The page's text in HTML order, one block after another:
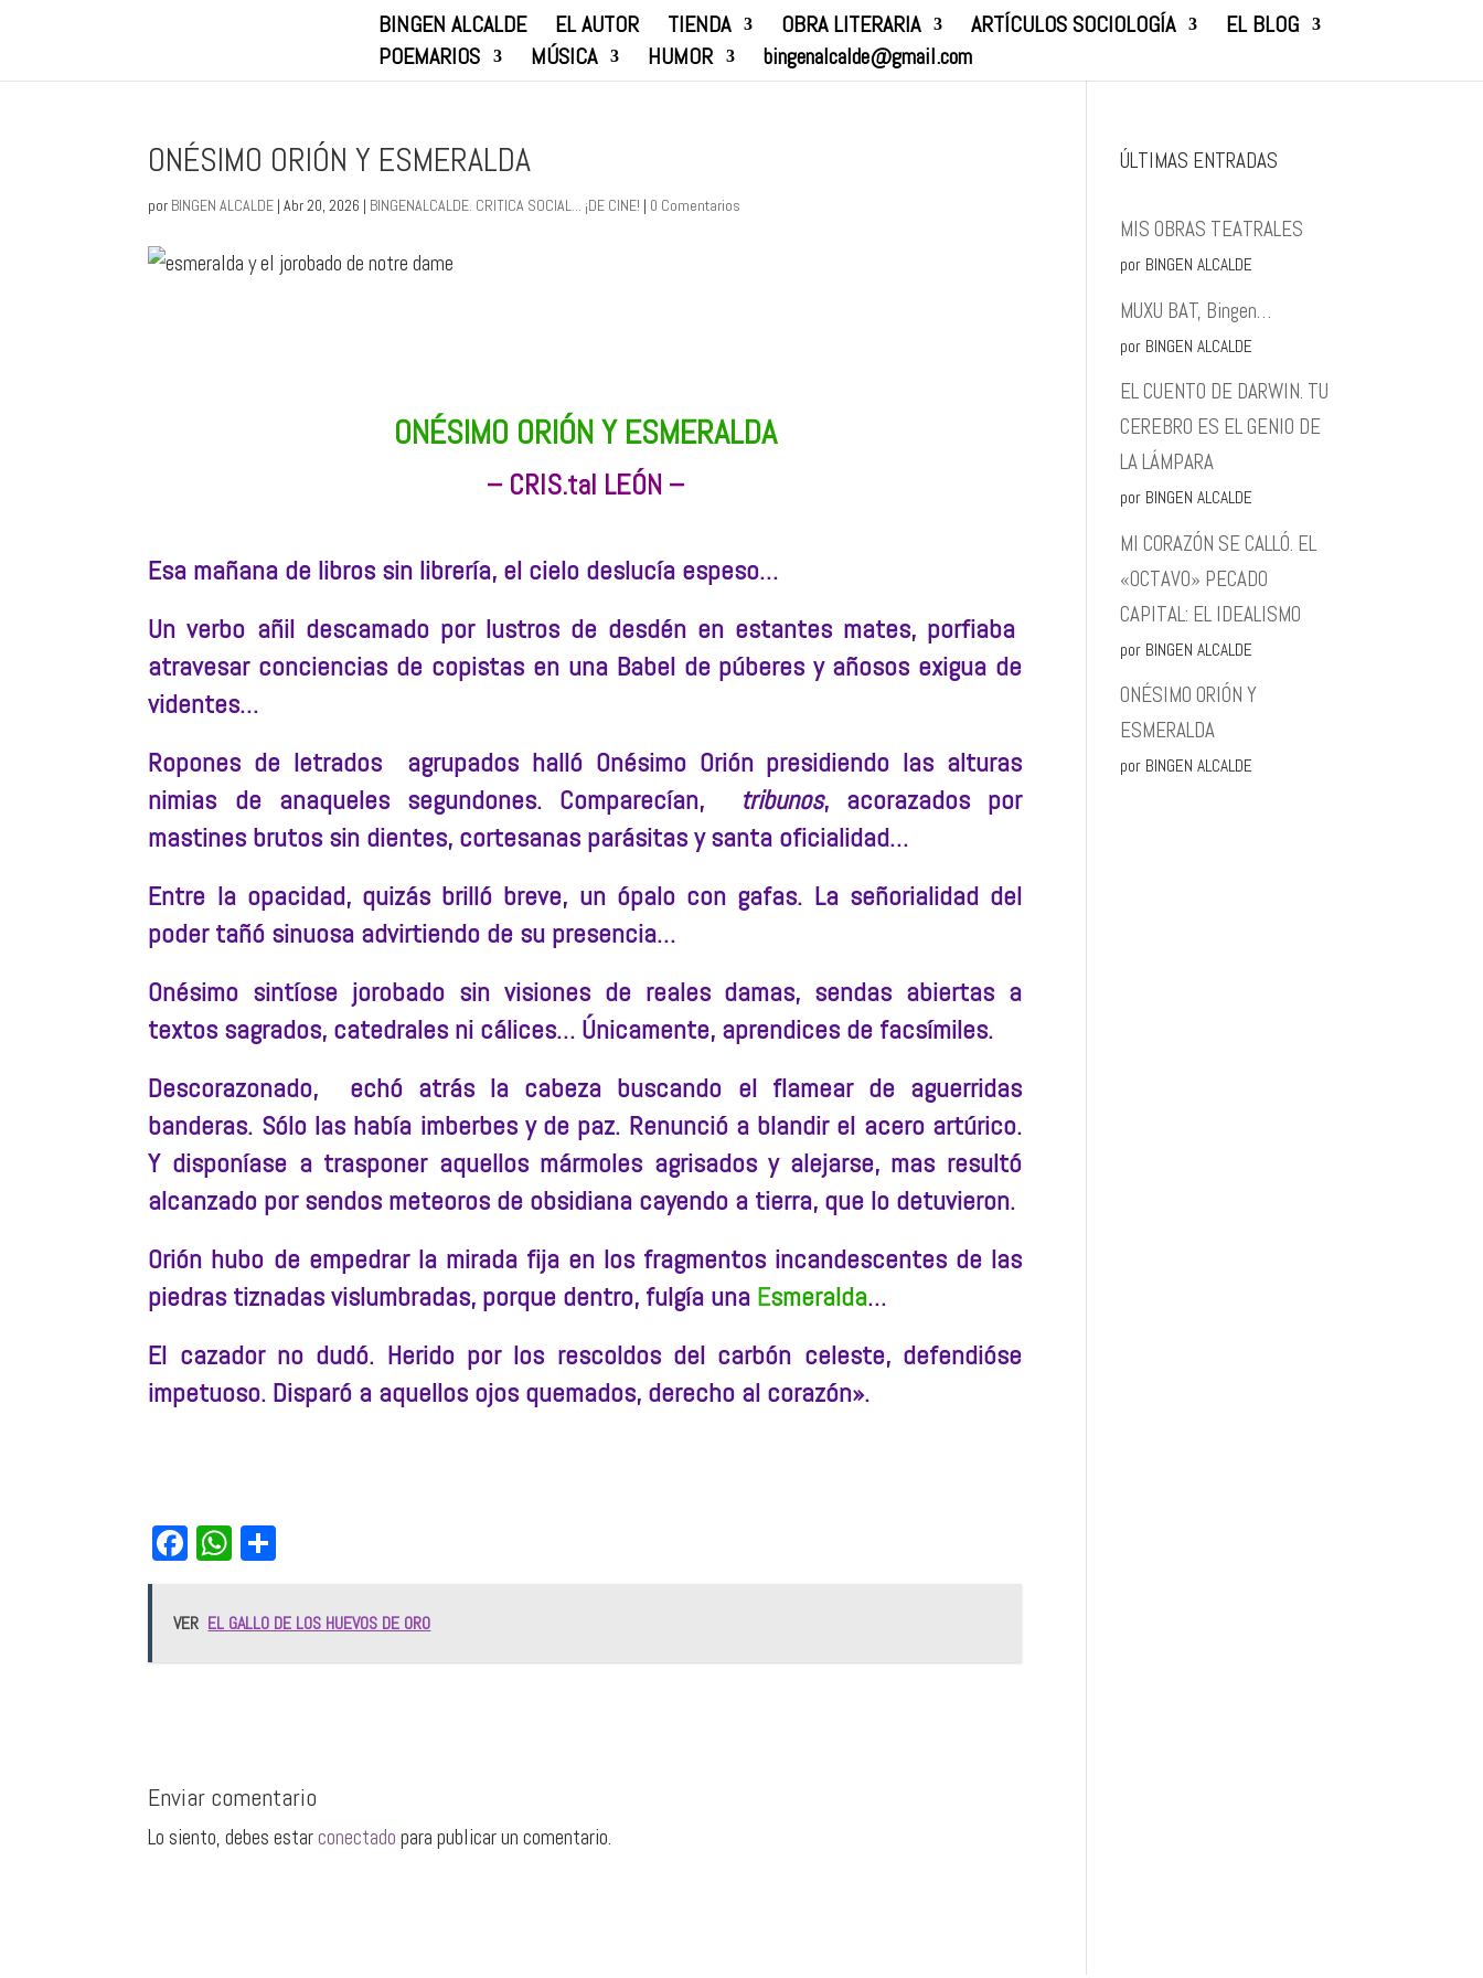
BINGEN ALCALDE EL AUTOR TIENDA OBRA LITERARIA ARTÍCULOS SOCIOLOGÍA
EL BLOG
POEMARIOS
MÚSICA HUMOR bingenalcalde@gmail.com
ONÉSIMO ORIÓN Y ESMERALDA
por BINGEN ALCALDE |Abr 20, 2026 | BINGENALCALDE. CRITICA SOCIAL... ¡DE CINE! | 0 Comentarios
ONÉSIMO ORIÓN Y ESMERALDA
– CRIS.tal LEÓN –
Esa mañana de libros sin librería, el cielo deslucía espeso…
Un verbo añil descamado por lustros de desdén en estantes mates, porfiaba
atravesar conciencias de copistas en una Babel de púberes y añosos exigua de
videntes…
Ropones de letrados agrupados halló Onésimo Orión presidiendo las alturas
nimias de anaqueles segundones. Comparecían,
tribunos, acorazados por
mastines brutos sin dientes, cortesanas parásitas y santa oficialidad…
Entre la opacidad, quizás brilló breve, un ópalo con gafas. La señorialidad del
poder tañó sinuosa advirtiendo de su presencia…
Onésimo sintíose jorobado sin visiones de reales damas, sendas abiertas a
textos sagrados, catedrales ni cálices… Únicamente, aprendices de facsímiles.
Descorazonado, echó atrás la cabeza buscando el flamear de aguerridas
banderas. Sólo las había imberbes y de paz. Renunció a blandir el acero artúrico.
Y disponíase a trasponer aquellos mármoles agrisados y alejarse, mas resultó
alcanzado por sendos meteoros de obsidiana cayendo a tierra, que lo detuvieron.
Orión hubo de empedrar la mirada fija en los fragmentos incandescentes de las
piedras tiznadas vislumbradas, porque dentro, fulgía una Esmeralda…
El cazador no dudó. Herido por los rescoldos del carbón celeste, defendióse
impetuoso. Disparó a aquellos ojos quemados, derecho al corazón».
Fa
bo
W
ts pa
VER EL GALLO DE LOS HUEVOS DE ORO
Enviar comentario
Lo siento, debes estarconectado para publicar un comentario.
ÚLTIMAS ENTRADAS
MIS OBRAS TEATRALES
por BINGEN ALCALDE
MUXU BAT, Bingen…
por BINGEN ALCALDE
EL CUENTO DE DARWIN. TU
CEREBRO ES EL GENIO DE
LA LÁMPARA
por BINGEN ALCALDE
MI CORAZÓN SE CALLÓ. EL
«OCTAVO» PECADO
CAPITAL: EL IDEALISMO
por BINGEN ALCALDE
ONÉSIMO ORIÓN Y
ESMERALDA
por BINGEN ALCALDE